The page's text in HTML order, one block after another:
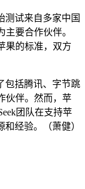
试来自多家中国
要合作伙伴。
果的标准，双方
括腾讯、字节跳
伙伴。然而，苹
团队在支持苹
经验。（萧健）